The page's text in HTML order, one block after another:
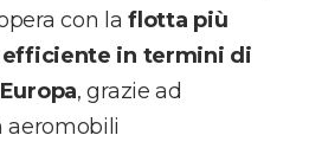
con laflotta più
efficiente in termini di
, grazie ad
aeromobili